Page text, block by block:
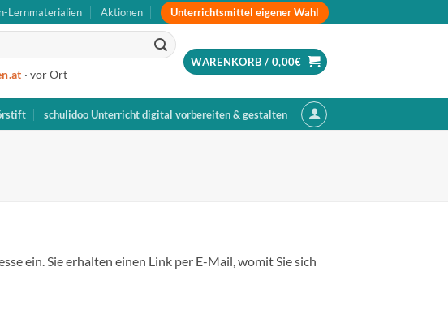
Lernmaterialien Aktionen Unterrichtsmittel eigener Wahl
· vor Ort
WARENKORB / 0,00€
schulidoo Unterricht digital vorbereiten & gestalten
ein. Sie erhalten einen Link per E-Mail, womit Sie sich